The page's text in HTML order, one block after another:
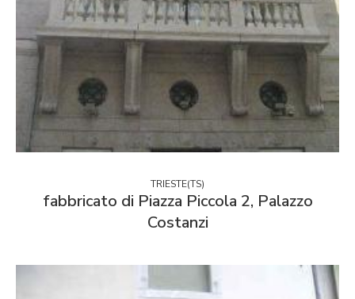
TRIESTE(TS)
fabbricato di Piazza Piccola 2, Palazzo
Costanzi